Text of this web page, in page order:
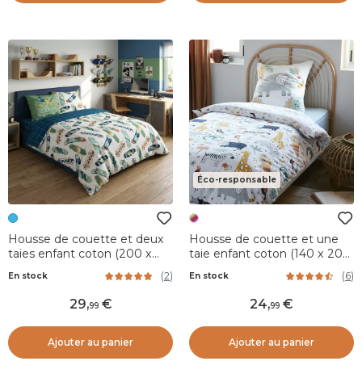
Housse de couette et deux
taies enfant coton (200 x
En stock (2)
29,99
Ajouter au panier
Éco-responsable
Housse de couette et une
taie enfant coton (140 x 200
En stock (6)
24,99
Ajouter au panier